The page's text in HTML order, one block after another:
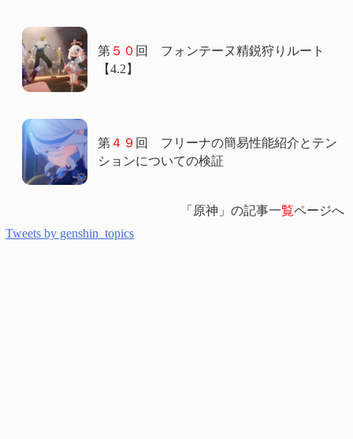
第５０ 回 フォンテーヌ精鋭狩りルート
【4.2】
第４９ 回 フリーナの簡易性能紹介とテン
ションについての検証
「原神」の記事一覧ページへ
Tweets by genshin_topics